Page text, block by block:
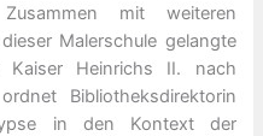
mit weiteren
Malerschule gelangte
Heinrichs II. nach
Bibliotheksdirektorin
in den Kontext der